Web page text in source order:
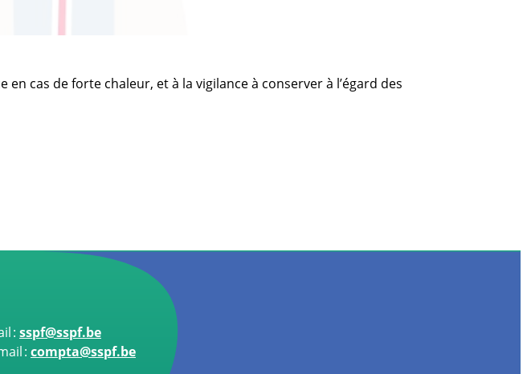
cas de forte chaleur, et à la vigilance à conserver à l’égard des
: sspf@sspf.be
: compta@sspf.be